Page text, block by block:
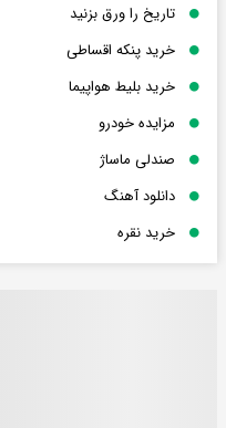
تاریخ را ورق بزنید
خرید پنکه اقساطی
خرید بلیط هواپیما
مزایده خودرو
صندلی ماساژ
دانلود آهنگ
خرید نقره